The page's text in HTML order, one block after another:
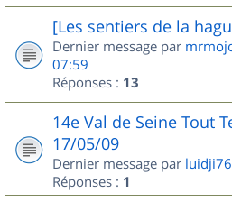
[Les sentiers de la
Dernier message par
07:59
Réponses : 13
14e Val de Seine Tout
17/05/09
Dernier message par luidji76
Réponses : 1